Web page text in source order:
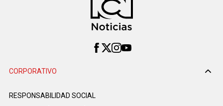
CORPORATIVO
RESPONSABILIDAD SOCIAL